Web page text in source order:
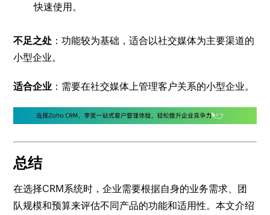
快速使用。
不足之处 ：功能较为基础，适合以社交媒体为主要渠道的
小型企业。
适合企业 ：需要在社交媒体上管理客户关系的小型企业。
总结
在选择CRM系统时，企业需要根据自身的业务需求、团
队规模和预算来评估不同产品的功能和适用性。本文介绍